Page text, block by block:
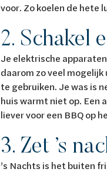
voor. Zo koelen de hete
2. Schakel
Je elektrische
daarom zo veel
te gebruiken. Je was is
huis warmt niet op. Een
liever voor een BBQ op
3. Zet ’s
’s Nachts is het buiten